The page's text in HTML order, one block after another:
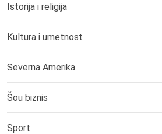
Istorija i religija
Kultura i umetnost
Severna Amerika
Šou biznis
Sport